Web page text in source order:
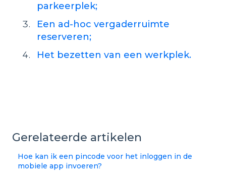
parkeerplek;
Een ad-hoc vergaderruimte
reserveren;
Het bezetten van een werkplek.
Gerelateerde artikelen
Hoe kan ik een pincode voor het inloggen in de
mobiele app invoeren?